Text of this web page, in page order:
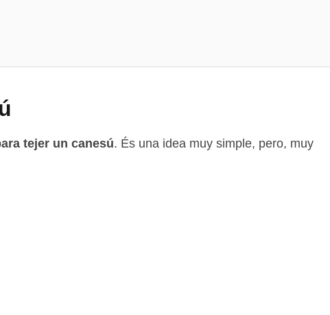
tejer un canesú. És una idea muy simple, pero, muy